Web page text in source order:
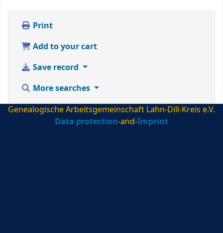
Print
Add to your cart
Save record
More searches
Genealogische Arbeitsgemeinschaft Lahn-Dill-Kreis e.V.
Data protection-and-Imprint